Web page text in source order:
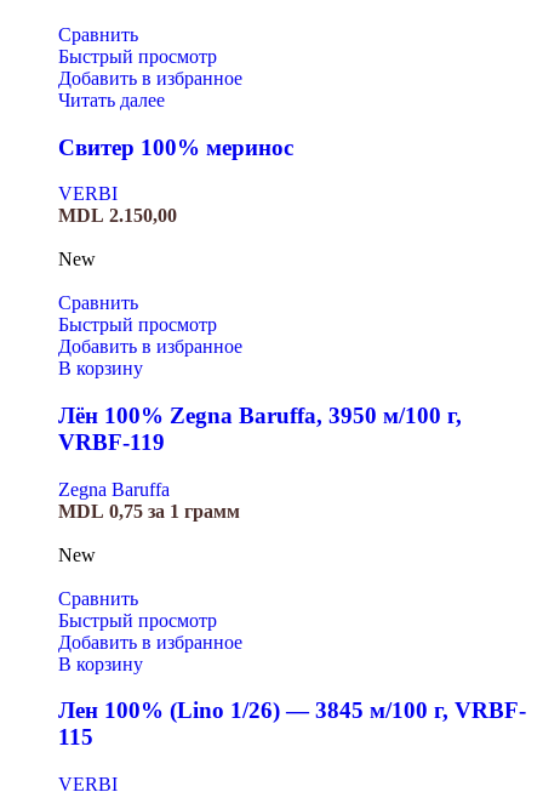
Сравнить
Быстрый просмотр
Добавить в избранное
Читать далее
Свитер 100% меринос
VERBI
MDL 2.150,00
New
Сравнить
Быстрый просмотр
Добавить в избранное
В корзину
Лён 100% Zegna Baruffa, 3950 м/100 г,
VRBF-119
Zegna Baruffa
MDL 0,75 за 1 грамм
New
Сравнить
Быстрый просмотр
Добавить в избранное
В корзину
Лен 100% (Lino 1/26) — 3845 м/100 г, VRBF-
115
VERBI